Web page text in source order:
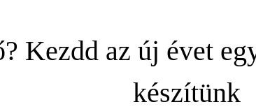
Kezdd az új évet
készítünk